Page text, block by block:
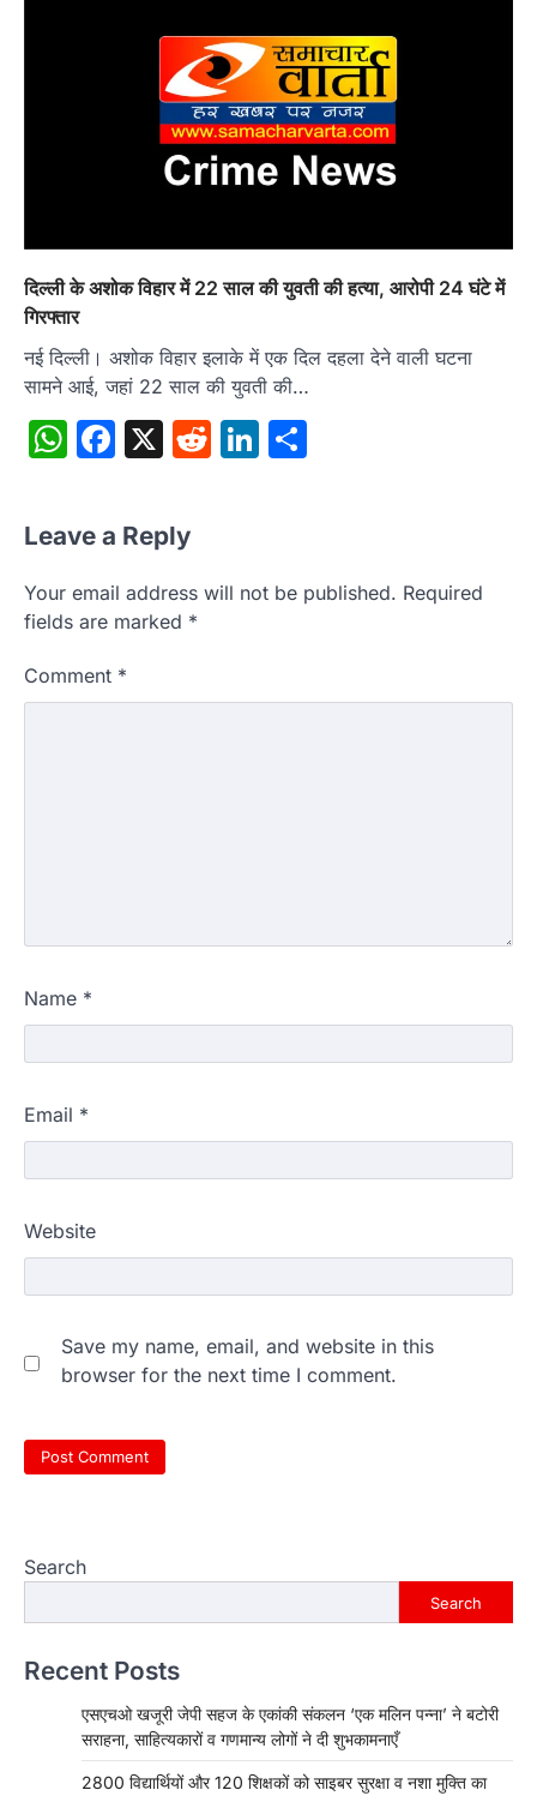
दिल्ली के अशोक विहार में 22 साल की युवती की हत्या, आरोपी 24 घंटे में
गिरफ्तार
नई दिल्ली। अशोक विहार इलाके में एक दिल दहला देने वाली घटना
सामने आई, जहां 22 साल की युवती की…
WhatsApp
Facebook
X RedditLinkedIn
Leave a Reply
Your email address will not be published. Required
fields are marked *
Comment *
Name *
Email *
Website
Save my name, email, and website in this
browser for the next time I comment.
Search
Search
Recent Posts
एसएचओ खजूरी जेपी सहज के एकांकी संकलन ‘एक मलिन पन्ना’ ने बटोरी
सराहना, साहित्यकारों व गणमान्य लोगों ने दी शुभकामनाएँ
2800 विद्यार्थियों और 120 शिक्षकों को साइबर सुरक्षा व नशा मुक्ति का